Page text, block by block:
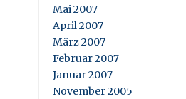
Mai 2007
April 2007
März 2007
Februar 2007
Januar 2007
November 2005